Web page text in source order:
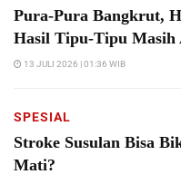
Pura-Pura Bangkrut,
Hasil Tipu-Tipu Masih
13 JULI 2026 | 01:36 WIB
SPESIAL
Stroke Susulan Bisa
Mati?